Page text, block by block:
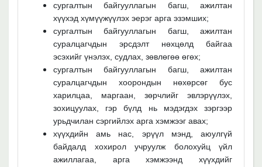
сургалтын байгууллагын багш, ажилтан
хүүхэд хүмүүжүүлэх эерэг арга эзэмших;
сургалтын байгууллагын багш, ажилтан
суралцагчдын эрсдэлт нөхцөлд байгаа
эсэхийг үнэлэх, судлах, зөвлөгөө өгөх;
сургалтын байгууллагын багш, ажилтан
суралцагчдын хоорондын нөхөрсөг бус
харилцаа, маргаан, зөрчлийг эвлэрүүлэх,
зохицуулах, гэр бүлд нь мэдэгдэх зэргээр
урьдчилан сэргийлэх арга хэмжээг авах;
хүүхдийн амь нас, эрүүл мэнд, аюулгүй
байдалд хохирол учруулж болохуйц үйл
ажиллагаа, арга хэмжээнд хүүхдийг